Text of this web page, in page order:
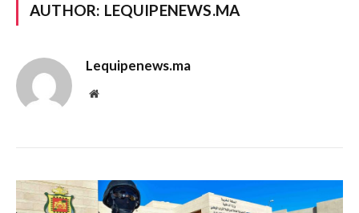
AUTHOR: LEQUIPENEWS.MA
Lequipenews.ma
Website